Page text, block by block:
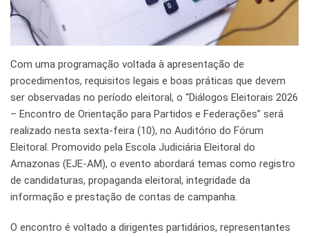
Com uma programação voltada à apresentação de
procedimentos, requisitos legais e boas práticas que devem
ser observadas no período eleitoral, o “Diálogos Eleitorais 2026
– Encontro de Orientação para Partidos e Federações” será
realizado nesta sexta-feira (10), no Auditório do Fórum
Eleitoral. Promovido pela Escola Judiciária Eleitoral do
Amazonas (EJE-AM), o evento abordará temas como registro
de candidaturas, propaganda eleitoral, integridade da
informação e prestação de contas de campanha.
O encontro é voltado a dirigentes partidários, representantes